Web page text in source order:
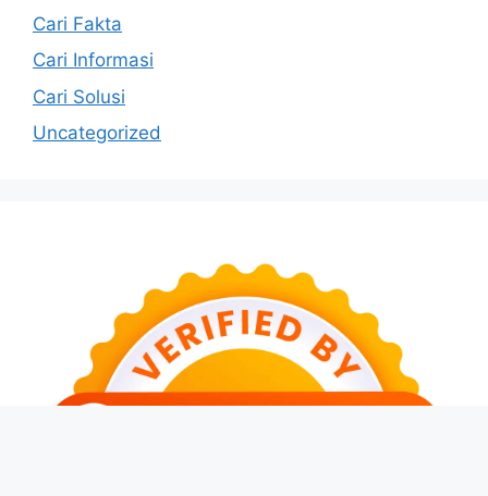
Cari Fakta
Cari Informasi
Cari Solusi
Uncategorized